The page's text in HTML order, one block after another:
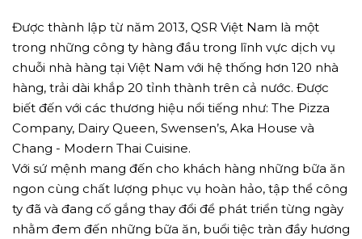
Được thành lập từ năm 2013, QSR Việt Nam là một
trong những công ty hàng đầu trong lĩnh vực dịch vụ
chuỗi nhà hàng tại Việt Nam với hệ thống hơn 120 nhà
hàng, trải dài khắp 20 tỉnh thành trên cả nước. Được
biết đến với các thương hiệu nổi tiếng như: The Pizza
Company, Dairy Queen, Swensen’s, Aka House và
Chang - Modern Thai Cuisine.
Với sứ mệnh mang đến cho khách hàng những bữa ăn
ngon cùng chất lượng phục vụ hoàn hảo, tập thể công
ty đã và đang cố gắng thay đổi để phát triển từng ngày
nhằm đem đến những bữa ăn, buổi tiệc tràn đầy hương